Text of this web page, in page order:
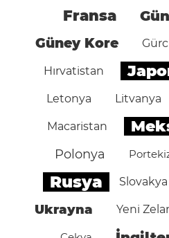
Fransa
Güney Kore
Hırvatistan
Letonya Litvanya
Macaristan
Polonya
Rusya Slovakya
Ukrayna Yeni